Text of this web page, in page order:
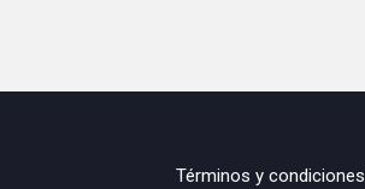
Términos y condiciones